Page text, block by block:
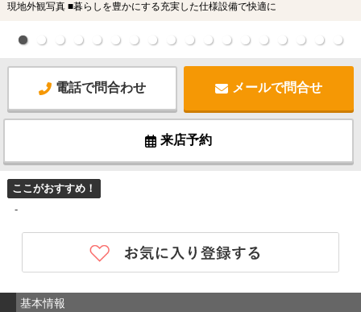
現地外観写真 ■暮らしを豊かにする充実した仕様設備で快適に
電話で問合わせ メールで問合せ
来店予約
ここがおすすめ！
-
基本情報